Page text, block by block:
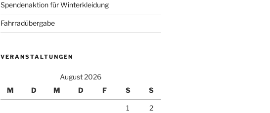
Spendenaktion für Winterkleidung
Fahrradübergabe
VERANSTALTUNGEN
August 2026
M
D M D F S S
1
2